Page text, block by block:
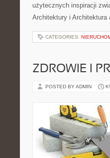
użytecznych inspiracji
Architektury i
CATEGORIES:
ZDROWIE I
POSTED BY ADMIN